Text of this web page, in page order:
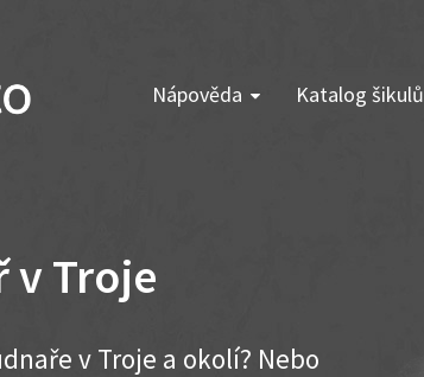
Nápověda Katalog šikulů
v Troje
v Troje a okolí? Nebo